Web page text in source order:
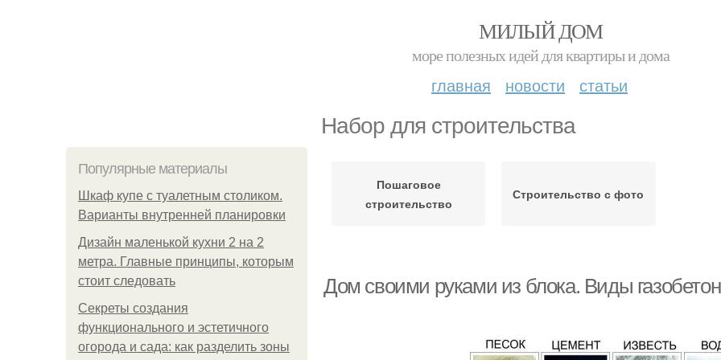
МИЛЫЙ ДОМ
море полезных идей для квартиры и дома
главная новости статьи
Набор для строительства
Популярные материалы
Шкаф купе с туалетным столиком.
Варианты внутренней планировки
Дизайн маленькой кухни 2 на 2
метра. Главные принципы, которым
стоит следовать
Секреты создания
функционального и эстетичного
огорода и сада: как разделить зоны
Пошаговое
строительство
Строительство с фото
Дом своими руками из блока. Виды